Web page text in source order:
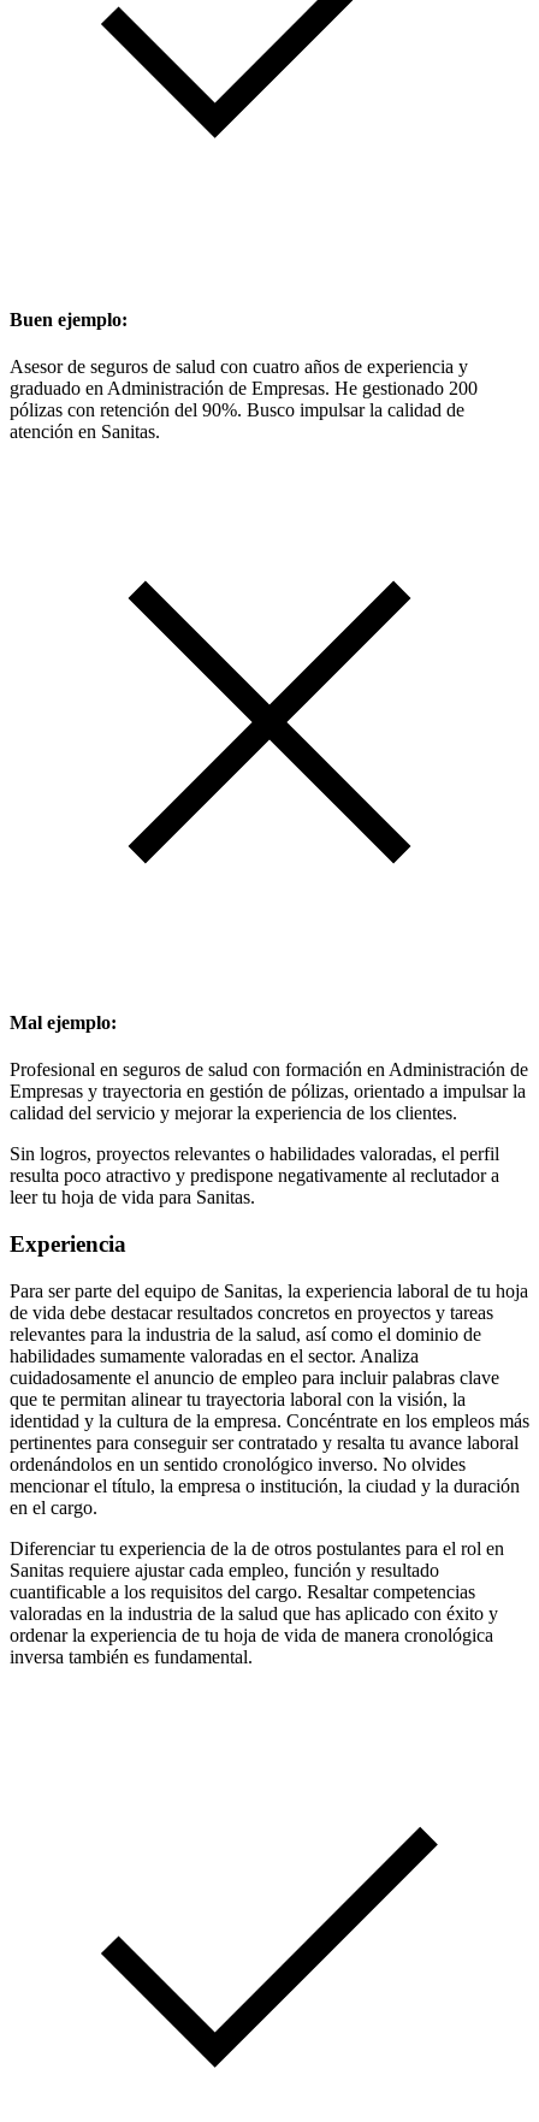
Buen ejemplo:
Asesor de seguros de salud con cuatro años de experiencia y
graduado en Administración de Empresas. He gestionado 200
pólizas con retención del 90%. Busco impulsar la calidad de
atención en Sanitas.
Mal ejemplo:
Profesional en seguros de salud con formación en Administración de
Empresas y trayectoria en gestión de pólizas, orientado a impulsar la
calidad del servicio y mejorar la experiencia de los clientes.
Sin logros, proyectos relevantes o habilidades valoradas, el perfil
resulta poco atractivo y predispone negativamente al reclutador a
leer tu hoja de vida para Sanitas.
Experiencia
Para ser parte del equipo de Sanitas, la experiencia laboral de tu hoja
de vida debe destacar resultados concretos en proyectos y tareas
relevantes para la industria de la salud, así como el dominio de
habilidades sumamente valoradas en el sector. Analiza
cuidadosamente el anuncio de empleo para incluir palabras clave
que te permitan alinear tu trayectoria laboral con la visión, la
identidad y la cultura de la empresa. Concéntrate en los empleos más
pertinentes para conseguir ser contratado y resalta tu avance laboral
ordenándolos en un sentido cronológico inverso. No olvides
mencionar el título, la empresa o institución, la ciudad y la duración
en el cargo.
Diferenciar tu experiencia de la de otros postulantes para el rol en
Sanitas requiere ajustar cada empleo, función y resultado
cuantificable a los requisitos del cargo. Resaltar competencias
valoradas en la industria de la salud que has aplicado con éxito y
ordenar la experiencia de tu hoja de vida de manera cronológica
inversa también es fundamental.